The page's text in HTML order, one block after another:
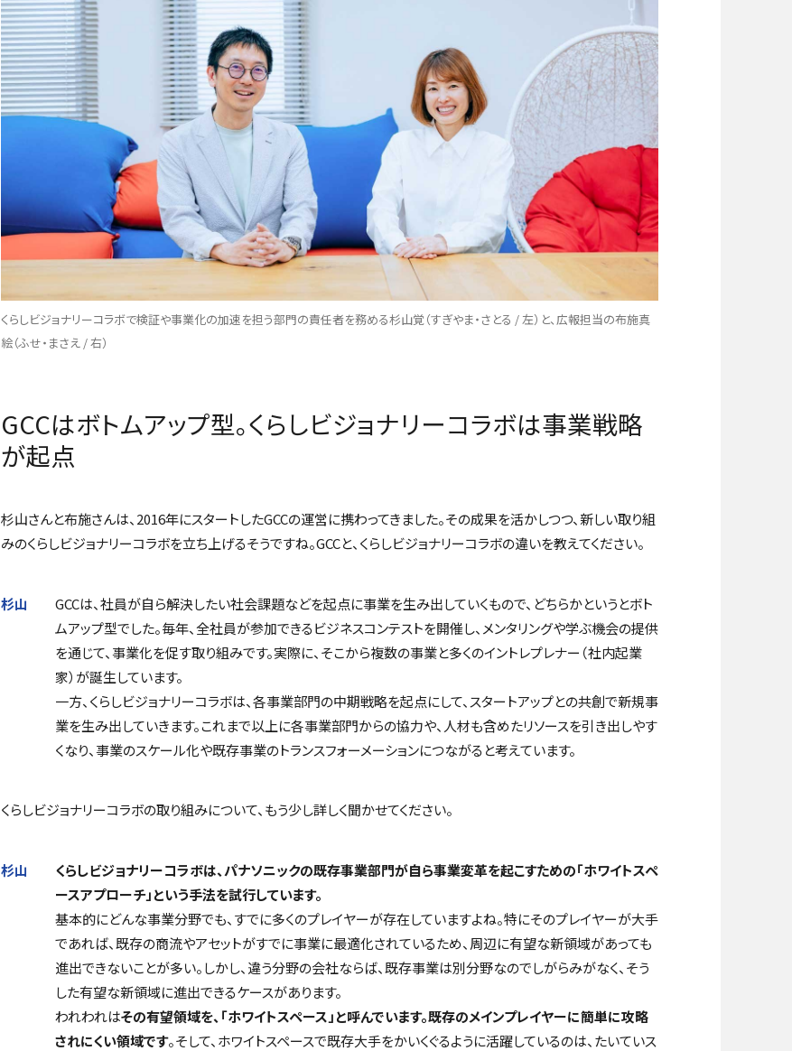
くらしビジョナリーコラボで検証や事業化の加速を担う部門の責任者を務める杉山覚（すぎやま・さとる / 左）と、広報担当の布施真
絵（ふせ・まさえ / 右）
GCCはボトムアップ型。くらしビジョナリーコラボは事業戦略
が起点
――杉山さんと布施さんは、2016年にスタートしたGCCの運営に携わってきました。その成果を活かしつつ、新しい取り組
みのくらしビジョナリーコラボを立ち上げるそうですね。GCCと、くらしビジョナリーコラボの違いを教えてください。
杉山
GCCは、社員が自ら解決したい社会課題などを起点に事業を生み出していくもので、どちらかというとボト
ムアップ型でした。毎年、全社員が参加できるビジネスコンテストを開催し、メンタリングや学ぶ機会の提供
を通じて、事業化を促す取り組みです。実際に、そこから複数の事業と多くのイントレプレナー（社内起業
家）が誕生しています。
一方、くらしビジョナリーコラボは、各事業部門の中期戦略を起点にして、スタートアップとの共創で新規事
業を生み出していきます。これまで以上に各事業部門からの協力や、人材も含めたリソースを引き出しやす
くなり、事業のスケール化や既存事業のトランスフォーメーションにつながると考えています。
――くらしビジョナリーコラボの取り組みについて、もう少し詳しく聞かせてください。
杉山
くらしビジョナリーコラボは、パナソニックの既存事業部門が自ら事業変革を起こすための「ホワイトスペ
ースアプローチ」という手法を試行しています。
基本的にどんな事業分野でも、すでに多くのプレイヤーが存在していますよね。特にそのプレイヤーが大手
であれば、既存の商流やアセットがすでに事業に最適化されているため、周辺に有望な新領域があっても
進出できないことが多い。しかし、違う分野の会社ならば、既存事業は別分野なのでしがらみがなく、そう
した有望な新領域に進出できるケースがあります。
われわれはその有望領域を、「ホワイトスペース」と呼んでいます。既存のメインプレイヤーに簡単に攻略
されにくい領域です。そして、ホワイトスペースで既存大手をかいくぐるように活躍しているのは、たいていス